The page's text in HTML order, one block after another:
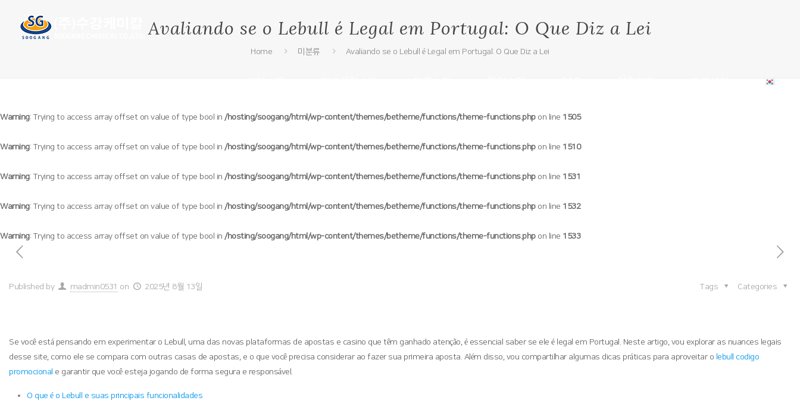
Avaliando se o Lebull é Legal em Portugal: O Que Diz a Lei
Home 미분류 Avaliando se o Lebull é Legal em Portugal: O Que Diz a Lei
Warning: Trying to access array offset on value of type bool in /hosting/soogang/html/wp-content/themes/betheme/functions/theme-functions.phpon line 1505
Warning: Trying to access array offset on value of type bool in /hosting/soogang/html/wp-content/themes/betheme/functions/theme-functions.phpon line 1510
Warning: Trying to access array offset on value of type bool in /hosting/soogang/html/wp-content/themes/betheme/functions/theme-functions.phpon line 1531
Warning: Trying to access array offset on value of type bool in /hosting/soogang/html/wp-content/themes/betheme/functions/theme-functions.phpon line 1532
Warning: Trying to access array offset on value of type bool in /hosting/soogang/html/wp-content/themes/betheme/functions/theme-functions.phpon line 1533
Published by madmin0531 on 2025년 8월 13일 Categories
Tags
Se você está pensando em experimentar o Lebull, uma das novas plataformas de apostas e casino que têm ganhado atenção, é essencial saber se ele é legal em Portugal. Neste artigo, vou explorar as nuances legais
desse site, como ele se compara com outras casas de apostas, e o que você precisa considerar ao fazer sua primeira aposta. Além disso, vou compartilhar algumas dicas práticas para aproveitar o lebull codigo
promocional e garantir que você esteja jogando de forma segura e responsável.
O que é o Lebull e suas principais funcionalidades